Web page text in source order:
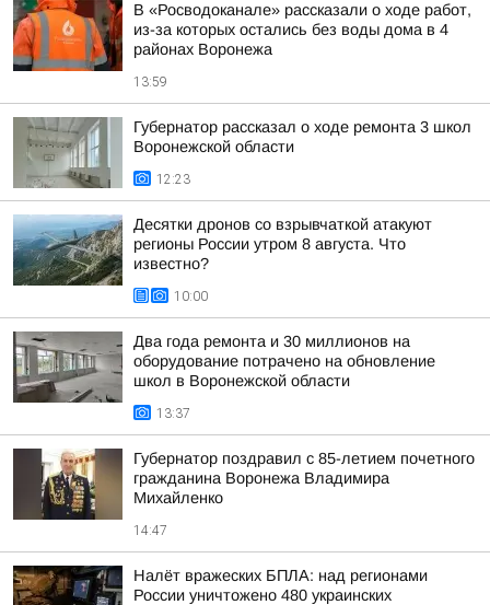
В «Росводоканале» рассказали о ходе работ,
из-за которых остались без воды дома в 4
районах Воронежа
13:59
Губернатор рассказал о ходе ремонта 3 школ
Воронежской области
12:23
Десятки дронов со взрывчаткой атакуют
регионы России утром 8 августа. Что
известно?
10:00
Два года ремонта и 30 миллионов на
оборудование потрачено на обновление
школ в Воронежской области
13:37
Губернатор поздравил с 85-летием почетного
гражданина Воронежа Владимира
Михайленко
14:47
Налёт вражеских БПЛА: над регионами
России уничтожено 480 украинских